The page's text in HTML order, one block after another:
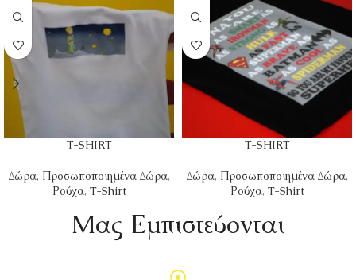
T-SHIRT
Δώρα, Προσωποποιημένα Δώρα,
Ρούχα, T-Shirt
T-SHIRT
Δώρα, Προσωποποιημένα Δώρα,
Ρούχα, T-Shirt
Mας Εμπιστεύονται